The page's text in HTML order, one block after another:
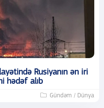
Rusiyanın ən iri
hədəf alıb
Gündəm / Dünya